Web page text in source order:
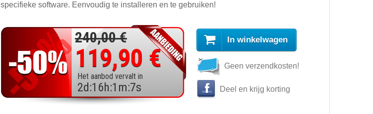
specifieke software. Eenvoudig te installeren en te gebruiken!
240,00 €
119,90 €
Het aanbod vervalt in
2d :16h:1 m:5s
In winkelwagen
Geen verzendkosten!
Deel en krijg korting